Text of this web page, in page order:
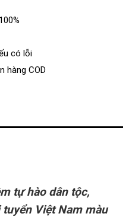
có lỗi
hàng COD
tự hào dân tộc,
Việt Nam màu